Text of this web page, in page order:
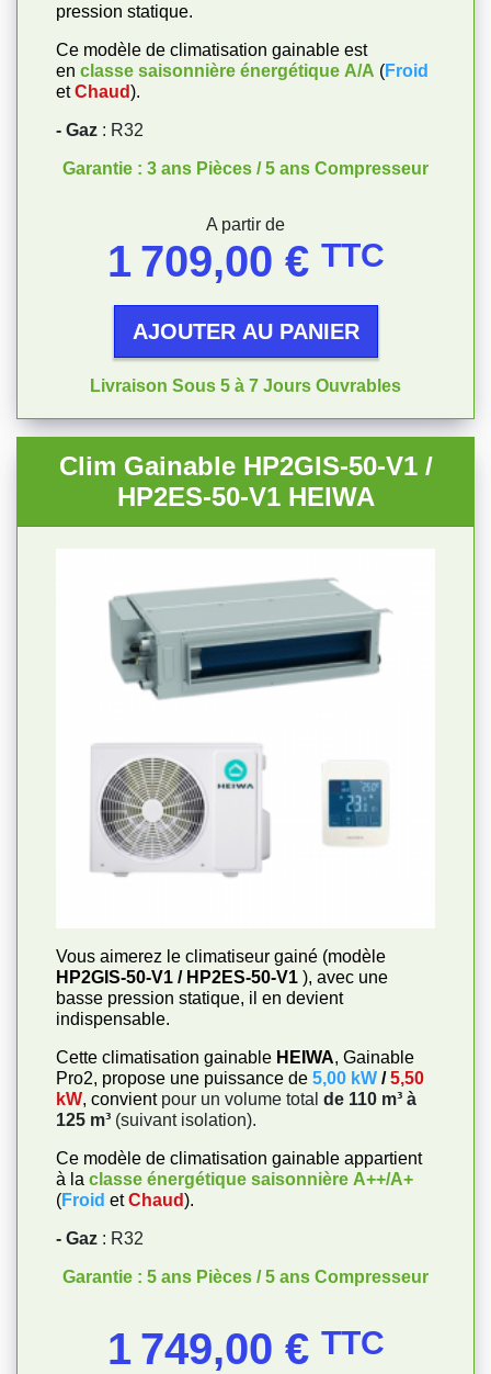
pression statique.
Ce modèle de climatisation gainable est
en classe saisonnière énergétique A/A (Froid
et Chaud).
- Gaz : R32
Garantie : 3 ans Pièces / 5 ans Compresseur
A partir de
1 709,00 € TTC
AJOUTER AU PANIER
Livraison Sous 5 à 7 Jours Ouvrables
Clim Gainable HP2GIS-50-V1 /
HP2ES-50-V1 HEIWA
Vous aimerez le climatiseur gainé (modèle
HP2GIS-50-V1 / HP2ES-50-V1 ), avec une
basse pression statique, il en devient
indispensable.
Cette climatisation gainable HEIWA, Gainable
Pro2, propose une puissance de 5,00 kW /5,50
kW, convientpour un volume total de 110 m³ à
125 m³ (suivant isolation).
Ce modèle de climatisation gainable appartient
à la classe énergétique saisonnière A++/A+
(Froid et Chaud).
- Gaz : R32
Garantie : 5 ans Pièces / 5 ans Compresseur
1 749,00 € TTC